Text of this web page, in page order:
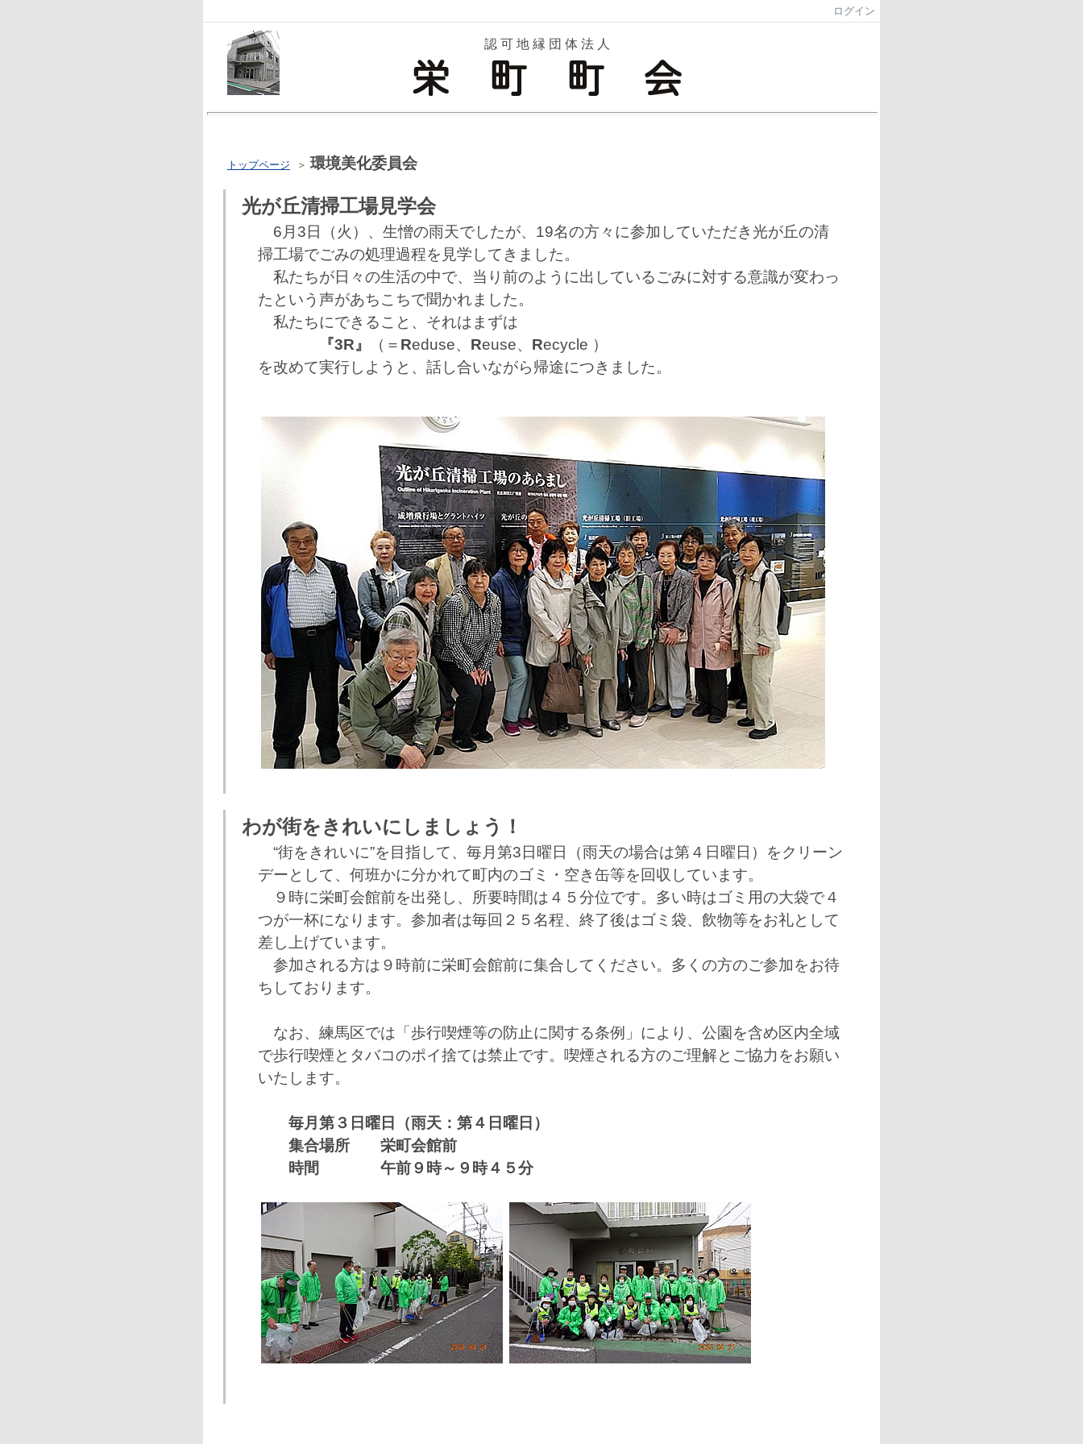
ログイン
認 可 地 縁 団 体 法 人
トップページ ＞ 環境美化委員会
光が丘清掃工場見学会
6月3日（火）、生憎の雨天でしたが、19名の方々に参加していただき光が丘の清
掃工場でごみの処理過程を見学してきました。
私たちが日々の生活の中で、当り前のように出しているごみに対する意識が変わっ
たという声があちこちで聞かれました。
私たちにできること、それはまずは
『3R』
（＝ Reduse、 Reuse、 Recycle ）
を改めて実行しようと、話し合いながら帰途につきました。
わが街をきれいにしましょう！
“街をきれいに”を目指して、毎月第3日曜日（雨天の場合は第４日曜日）をクリーン
デーとして、何班かに分かれて町内のゴミ・空き缶等を回収しています。
９時に栄町会館前を出発し、所要時間は４５分位です。多い時はゴミ用の大袋で４
つが一杯になります。参加者は毎回２５名程、終了後はゴミ袋、飲物等をお礼として
差し上げています。
参加される方は９時前に栄町会館前に集合してください。多くの方のご参加をお待
ちしております。
なお、練馬区では「歩行喫煙等の防止に関する条例」により、公園を含め区内全域
で歩行喫煙とタバコのポイ捨ては禁止です。喫煙される方のご理解とご協力をお願い
いたします。
毎月第３日曜日（雨天：第４日曜日）
集合場所 栄町会館前
時間 午前９時～９時４５分